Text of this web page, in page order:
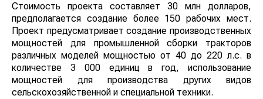
Стоимость проекта составляет 30 млн долларов,
предполагается создание более 150 рабочих мест.
Проект предусматривает создание производственных
мощностей для промышленной сборки тракторов
различных моделей мощностью от 40 до 220 л.с. в
количестве 3 000 единиц в год, использование
мощностей для производства других видов
сельскохозяйственной и специальной техники.